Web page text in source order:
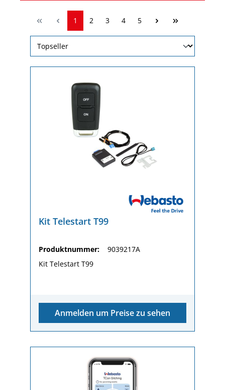
1 2 3 4 5
Kit Telestart T99
Produktnummer:
9039217A
Kit Telestart T99
Anmelden um Preise zu sehen